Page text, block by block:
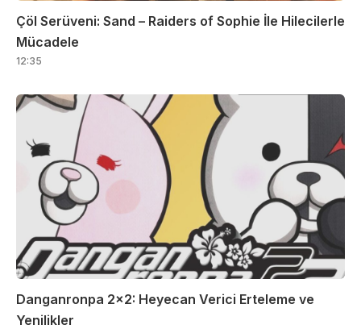
Çöl Serüveni: Sand – Raiders of Sophie İle Hilecilerle
Mücadele
12:35
Danganronpa 2×2: Heyecan Verici Erteleme ve
Yenilikler